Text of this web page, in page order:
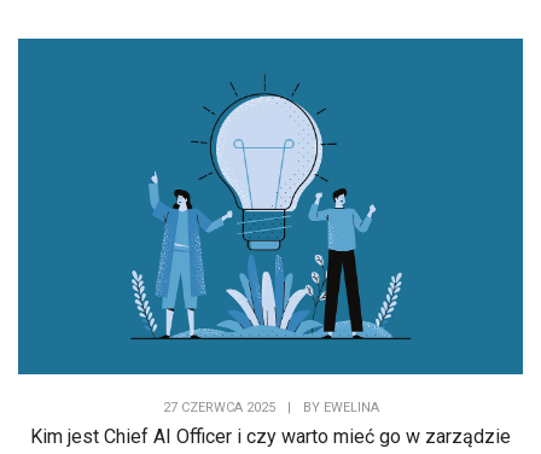
27 CZERWCA 2025 | BY EWELINA
Kim jest Chief AI Officer i czy warto mieć go w zarządzie